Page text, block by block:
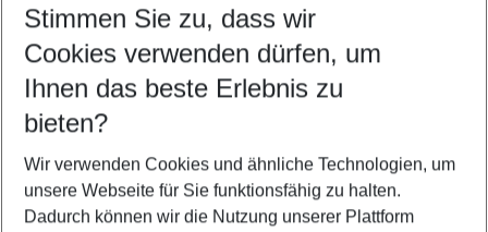
Abflughafen wählen
Beliebiger Abflughafen
Reisezeitraum wählen
11.08.26– 09.08.27 5-8 Nächte
2 Erwachsene Keine Kinder
Mehr Filter anzeigen
Stimmen Sie zu, dass wir
Cookies verwenden dürfen, um
Ihnen das beste Erlebnis zu
bieten?
Wir verwenden Cookies und ähnliche Technologien, um
unsere Webseite für Sie funktionsfähig zu halten.
Dadurch können wir die Nutzung unserer Plattform